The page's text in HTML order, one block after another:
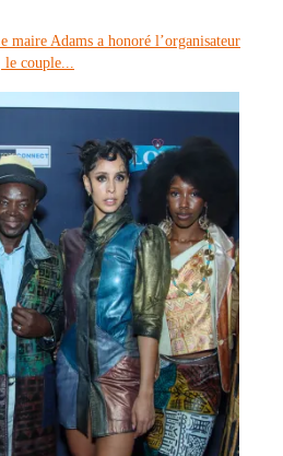
maire Adams a honoré l’organisateur
le couple...